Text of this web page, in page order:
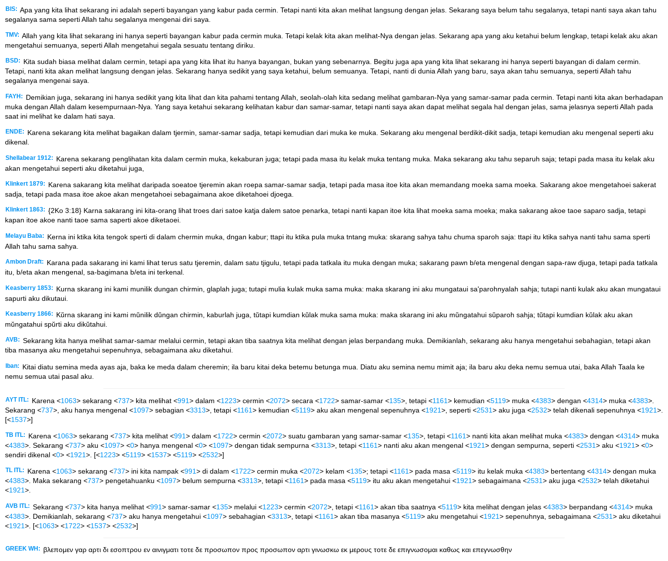
BIS: Apa yang kita lihat sekarang ini adalah seperti bayangan yang kabur pada cermin. Tetapi nanti kita akan melihat langsung dengan jelas. Sekarang saya belum tahu segalanya, tetapi nanti saya akan tahu
segalanya sama seperti Allah tahu segalanya mengenai diri saya.
TMV: Allah yang kita lihat sekarang ini hanya seperti bayangan kabur pada cermin muka. Tetapi kelak kita akan melihat-Nya dengan jelas. Sekarang apa yang aku ketahui belum lengkap, tetapi kelak aku akan
mengetahui semuanya, seperti Allah mengetahui segala sesuatu tentang diriku.
BSD:
Kita sudah biasa melihat dalam cermin, tetapi apa yang kita lihat itu hanya bayangan, bukan yang sebenarnya. Begitu juga apa yang kita lihat sekarang ini hanya seperti bayangan di dalam cermin.
Tetapi, nanti kita akan melihat langsung dengan jelas. Sekarang hanya sedikit yang saya ketahui, belum semuanya. Tetapi, nanti di dunia Allah yang baru, saya akan tahu semuanya, seperti Allah tahu
segalanya mengenai saya.
FAYH:
Demikian juga, sekarang ini hanya sedikit yang kita lihat dan kita pahami tentang Allah, seolah-olah kita sedang melihat gambaran-Nya yang samar-samar pada cermin. Tetapi nanti kita akan berhadapan
muka dengan Allah dalam kesempurnaan-Nya. Yang saya ketahui sekarang kelihatan kabur dan samar-samar, tetapi nanti saya akan dapat melihat segala hal dengan jelas, sama jelasnya seperti Allah pada
saat ini melihat ke dalam hati saya.
ENDE:
Karena sekarang kita melihat bagaikan dalam tjermin, samar-samar sadja, tetapi kemudian dari muka ke muka. Sekarang aku mengenal berdikit-dikit sadja, tetapi kemudian aku mengenal seperti aku
dikenal.
Shellabear 1912:
Karena sekarang penglihatan kita dalam cermin muka, kekaburan juga; tetapi pada masa itu kelak muka tentang muka. Maka sekarang aku tahu separuh saja; tetapi pada masa itu kelak aku
akan mengetahui seperti aku diketahui juga,
Klinkert 1879:
Karena sakarang kita melihat daripada soeatoe tjeremin akan roepa samar-samar sadja, tetapi pada masa itoe kita akan memandang moeka sama moeka. Sakarang akoe mengetahoei sakerat
sadja, tetapi pada masa itoe akoe akan mengetahoei sebagaimana akoe diketahoei djoega.
Klinkert 1863: {2Ko 3:18} Karna sakarang ini kita-orang lihat troes dari satoe katja dalem satoe penarka, tetapi nanti kapan itoe kita lihat moeka sama moeka; maka sakarang akoe taoe saparo sadja, tetapi
kapan itoe akoe nanti taoe sama saperti akoe diketaoei.
Melayu Baba:
Kerna ini ktika kita tengok sperti di dalam chermin muka, dngan kabur; ttapi itu ktika pula muka tntang muka: skarang sahya tahu chuma sparoh saja: ttapi itu ktika sahya nanti tahu sama sperti
Allah tahu sama sahya.
Ambon Draft:
Karana pada sakarang ini kami lihat terus satu tjeremin, dalam satu tjigulu, tetapi pada tatkala itu muka dengan muka; sakarang pawn b/eta mengenal dengan sapa-raw djuga, tetapi pada tatkala
itu, b/eta akan mengenal, sa-bagimana b/eta ini terkenal.
Keasberry 1853:
Kurna skarang ini kami munilik dungan chirmin, glaplah juga; tutapi mulia kulak muka sama muka: maka skarang ini aku mungataui sa'parohnyalah sahja; tutapi nanti kulak aku akan mungataui
sapurti aku dikutaui.
Keasberry 1866:
Kŭrna skarang ini kami mŭnilik dŭngan chirmin, kaburlah juga, tŭtapi kumdian kŭlak muka sama muka: maka skarang ini aku mŭngatahui sŭparoh sahja; tŭtapi kumdian kŭlak aku akan
mŭngatahui spŭrti aku dikŭtahui.
AVB: Sekarang kita hanya melihat samar-samar melalui cermin, tetapi akan tiba saatnya kita melihat dengan jelas berpandang muka. Demikianlah, sekarang aku hanya mengetahui sebahagian, tetapi akan
tiba masanya aku mengetahui sepenuhnya, sebagaimana aku diketahui.
Iban:
Kitai diatu semina meda ayas aja, baka ke meda dalam cheremin; ila baru kitai deka betemu betunga mua. Diatu aku semina nemu mimit aja; ila baru aku deka nemu semua utai, baka Allah Taala ke
nemu semua utai pasal aku.
AYT ITL: Karena <1063> sekarang <737> kita melihat <991> dalam <1223> cermin <2072> secara <1722> samar-samar <135>, tetapi <1161> kemudian <5119> muka <4383> dengan <4314> muka <4383>.
Sekarang <737>, aku hanya mengenal <1097> sebagian <3313>, tetapi <1161> kemudian <5119> aku akan mengenal sepenuhnya <1921>, seperti <2531> aku juga <2532> telah dikenali sepenuhnya <1921>.
[<1537>]
TB ITL: Karena <1063> sekarang <737> kita melihat <991> dalam <1722> cermin <2072> suatu gambaran yang samar-samar <135>, tetapi <1161> nanti kita akan melihat muka <4383> dengan <4314> muka
<4383>. Sekarang <737> aku <1097> <0> hanya mengenal <0> <1097> dengan tidak sempurna <3313>, tetapi <1161> nanti aku akan mengenal <1921> dengan sempurna, seperti <2531> aku <1921> <0>
sendiri dikenal <0> <1921>. [<1223> <5119> <1537> <5119> <2532>]
TL ITL: Karena <1063> sekarang <737> ini kita nampak <991> di dalam <1722> cermin muka <2072> kelam <135>; tetapi <1161> pada masa <5119> itu kelak muka <4383> bertentang <4314> dengan muka
<4383>. Maka sekarang <737> pengetahuanku <1097> belum sempurna <3313>, tetapi <1161> pada masa <5119> itu aku akan mengetahui <1921> sebagaimana <2531> aku juga <2532> telah diketahui
<1921>.
AVB ITL: Sekarang <737> kita hanya melihat <991> samar-samar <135> melalui <1223> cermin <2072>, tetapi <1161> akan tiba saatnya <5119> kita melihat dengan jelas <4383> berpandang <4314> muka
<4383>. Demikianlah, sekarang <737> aku hanya mengetahui <1097> sebahagian <3313>, tetapi <1161> akan tiba masanya <5119> aku mengetahui <1921> sepenuhnya, sebagaimana <2531> aku diketahui
<1921>. [<1063> <1722> <1537> <2532>]
GREEK WH: βλεπομεν γαρ αρτι δι εσοπτρου εν αινιγματι τοτε δε προσωπον προς προσωπον αρτι γινωσκω εκ μερους τοτε δε επιγνωσομαι καθως και επεγνωσθην